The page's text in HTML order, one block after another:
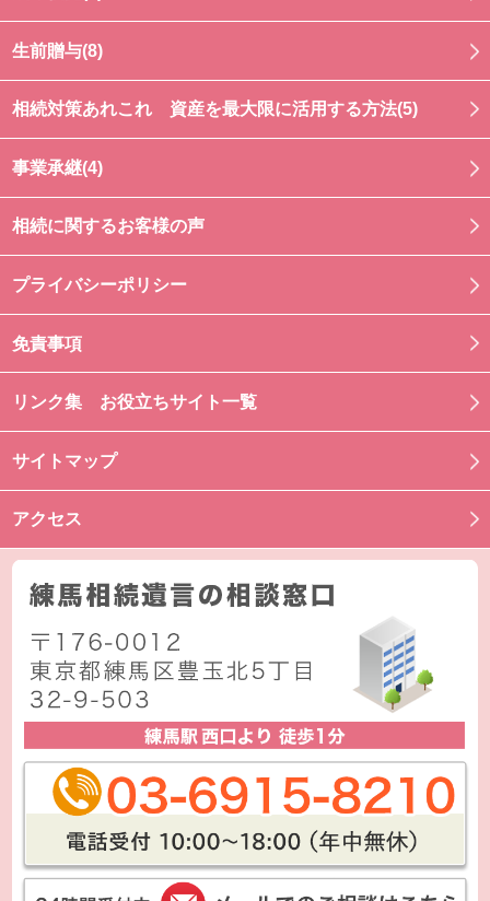
生前贈与(8)
相続対策あれこれ 資産を最大限に活用する方法(5)
事業承継(4)
相続に関するお客様の声
プライバシーポリシー
免責事項
リンク集 お役立ちサイト一覧
サイトマップ
アクセス